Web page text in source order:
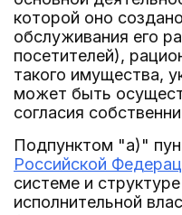
которой оно
обслуживания его
посетителей),
такого имущества,
может быть
согласия
Подпунктом "а)"
Российской
системе и
исполнительной